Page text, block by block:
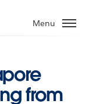
Menu
from